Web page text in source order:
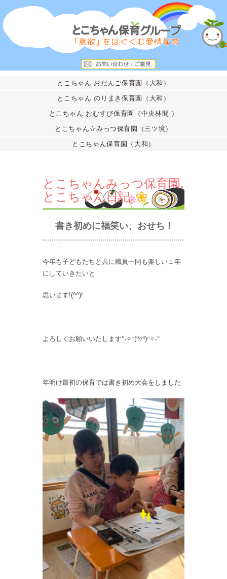
とこちゃん おだんご保育園（大和）
とこちゃん のりまき保育園（大和）
とこちゃん おむすび保育園（中央林間 ）
とこちゃん☆みっつ保育園（三ツ境）
とこちゃん保育園（大和）
とこちゃんみっつ保育園 ,
とこちゃん日記
書き初めに福笑い、おせち！
今年も子どもたちと共に職員一同も楽しい１年
にしていきたいと
思います!(^^)!
よろしくお願いいたします°˖✧◝(⁰▿⁰)◜✧˖°
年明け最初の保育では書き初め大会をしました